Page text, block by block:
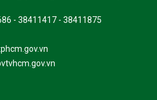
- 38411417 - 38411875